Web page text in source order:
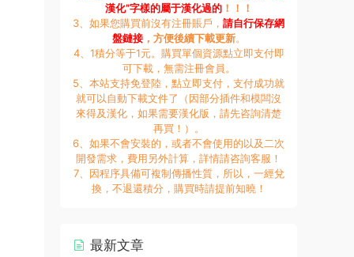
漢化”字樣的屬于漢化過的！！！
3、如果您購買前沒有注冊賬戶， 請自行保存網
盤鏈接，方便後續下載更新。
4、1積分等于1元。購買單個資源點立即支付即
可下載，無需注冊會員。
5、本站支持免登陸，點立即支付，支付成功就
就可以自動下載文件了（因部分插件和模闆沒
來得及漢化，如果需要漢化版，請先咨詢清楚
再買！）。
6、如果不會安裝的，或者不會使用的以及二次
開發需求，費用另外計算，詳情請咨詢客服！
7、因程序具備可複制傳播性質，所以，一經兌
換，不退還積分，購買時請提前知曉！
最新文章